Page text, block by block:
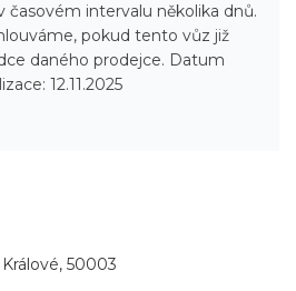
časovém intervalu několika dnů.
pokud tento vůz již
daného prodejce. Datum
12.11.2025
50003